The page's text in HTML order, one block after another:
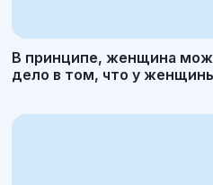
В принципе, женщина
дело в том, что у